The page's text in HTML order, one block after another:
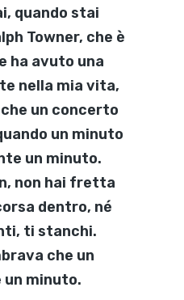
quando stai
Towner, che è
ha avuto una
nella mia vita,
un concerto
un minuto
un minuto.
non hai fretta
dentro, né
ti stanchi.
che un
un minuto.